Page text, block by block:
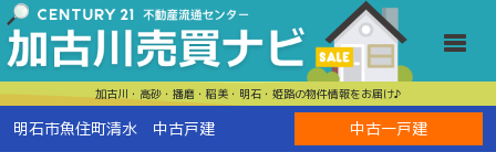
加古川・高砂・播磨・稲美・明石・姫路の物件情報をお届け♪
明石市魚住町清水 中古戸建 中古一戸建